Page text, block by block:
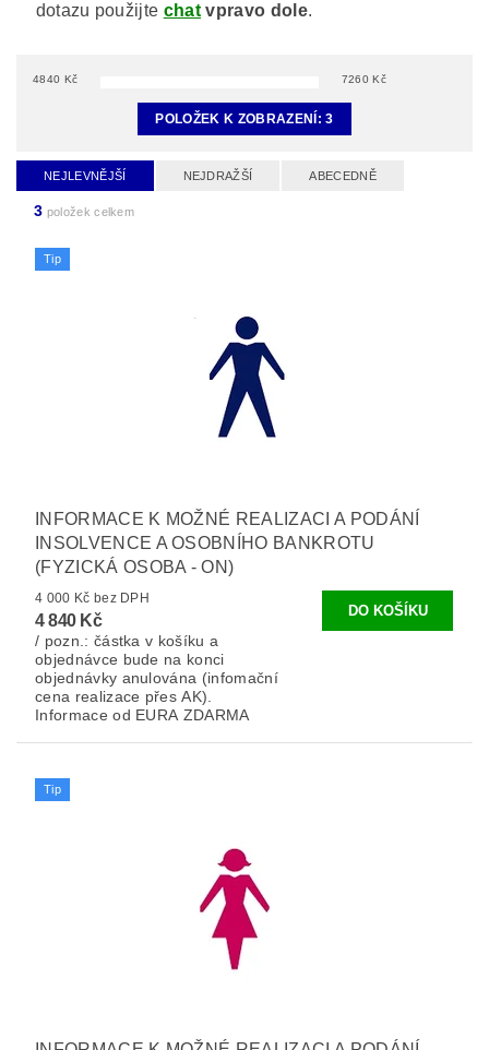
dotazu použijte chatvpravo dole.
4840 Kč 7260 Kč
POLOŽEK K ZOBRAZENÍ:3
NEJLEVNĚJŠÍ NEJDRAŽŠÍ ABECEDNĚ
3 položek celkem
Tip
INFORMACE K MOŽNÉ REALIZACI A PODÁNÍ
INSOLVENCE A OSOBNÍHO BANKROTU
(FYZICKÁ OSOBA - ON)
4 000 Kč bez DPH
4 840 Kč
/ pozn.: částka v košíku a
objednávce bude na konci
objednávky anulována (infomační
cena realizace přes AK).
Informace od EURA ZDARMA
Tip